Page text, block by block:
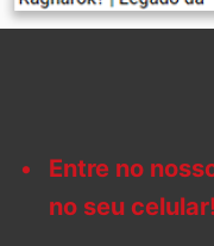
Entre no
no seu celular!